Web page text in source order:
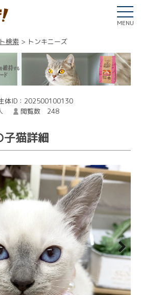
MENU
検索 トンキニーズ
体ID：202500100130
閲覧数 248
子猫詳細
Next